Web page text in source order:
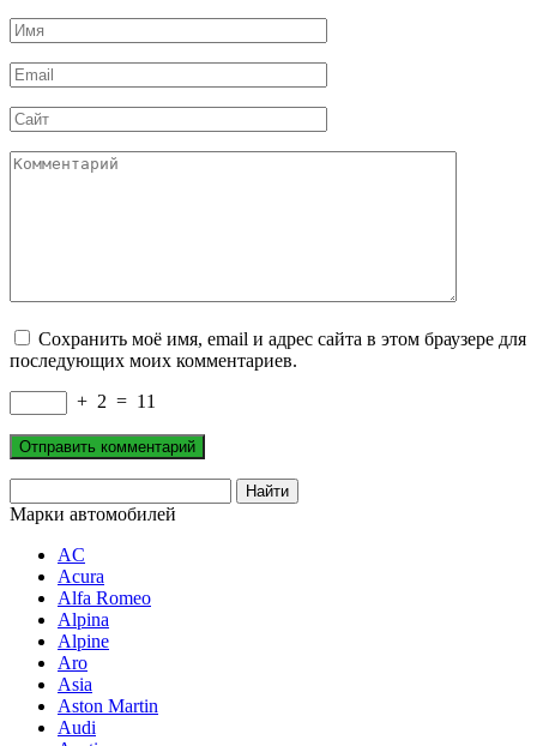
Имя
*
Email
*
Сайт
Комментарий
Сохранить моё имя, email и адрес сайта в этом браузере для
последующих моих комментариев.
+ 2 = 11
Марки автомобилей
AC
Acura
Alfa Romeo
Alpina
Alpine
Aro
Asia
Aston Martin
Audi